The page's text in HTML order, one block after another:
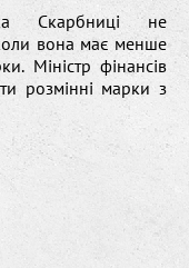
Скарбниці не
вона має менше
Міністр фінансів
розмінні марки з